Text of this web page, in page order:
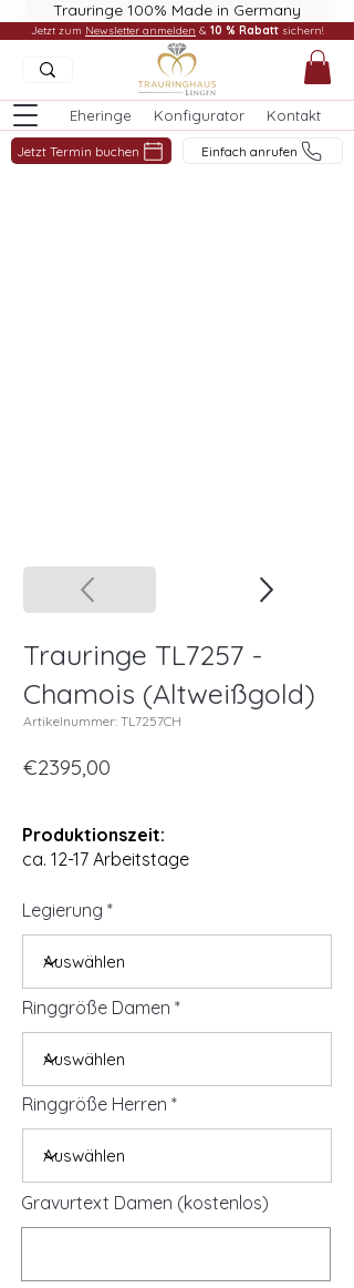
Trauringe 100% Made in Germany
Eheringe Konfigurator Kontakt
Jetzt Termin buchen Einfach anrufen
Jetzt zum Newsletter anmelden & 10 % Rabatt sichern!
Trauringe TL7257 -
Chamois (Altweißgold)
Artikelnummer: TL7257CH
€2395,00
Produktionszeit:
ca. 12-17 Arbeitstage
Legierung
Ringgröße Damen
Ringgröße Herren
Gravurtext Damen (kostenlos)